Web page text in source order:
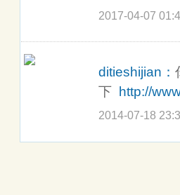
2017-04-07
ditieshijian：
下 http://
2014-07-18